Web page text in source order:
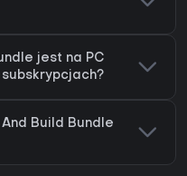
jest na PC
Build Bundle